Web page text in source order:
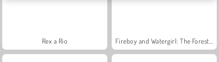
Rex a Rio